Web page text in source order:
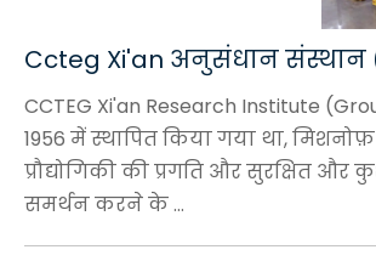
Ccteg Xi'an अनुसंधान
CCTEG Xi'an Research Institute
1956 में स्थापित किया गया था,
प्रौद्योगिकी की प्रगति और सुरक्षित
समर्थन करने के ...